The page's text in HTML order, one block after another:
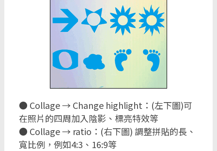
● Collage → Change highlight：(左下圖)可
在照片的四周加入陰影、標亮特效等
● Collage → ratio：(右下圖) 調整拼貼的長、
寬比例，例如4:3、16:9等